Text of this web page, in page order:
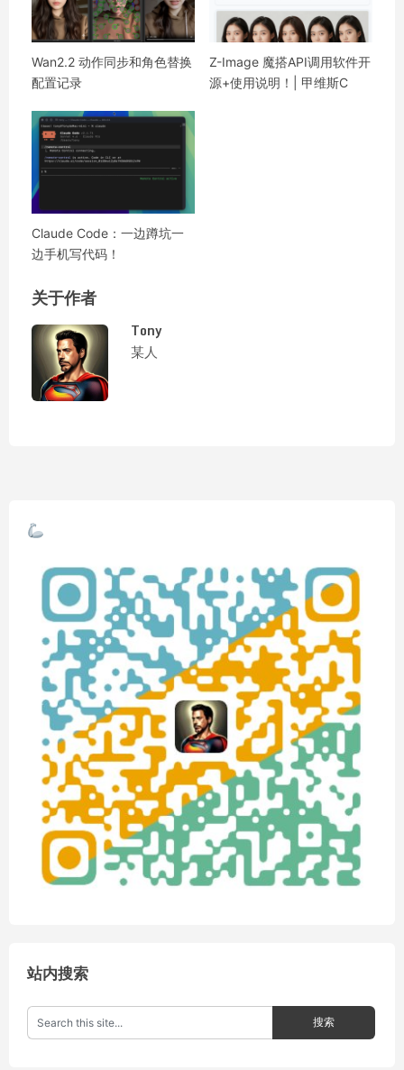
Wan2.2 动作同步和角色替换
配置记录
Z-Image 魔搭API调用软件开
源+使用说明！| 甲维斯C
Claude Code：一边蹲坑一
边手机写代码！
关于作者
Tony
某人
站内搜索